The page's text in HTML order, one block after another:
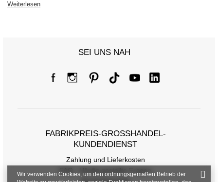
Weiterlesen
SEI UNS NAH
FABRIKPREIS-GROSSHANDEL-K
UNDENDIENST
Zahlung und Lieferkosten
FAQ - Häufig gestellte Fragen
Wir verwenden Cookies, um den ordnungsgemäßen Betrieb der